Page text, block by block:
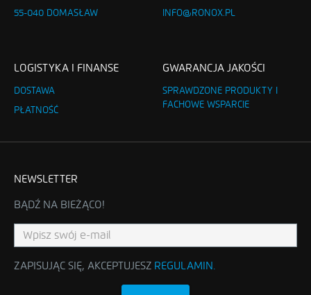
55-040 DOMASŁAW
INFO@RONOX.PL
LOGISTYKA I FINANSE
DOSTAWA
PŁATNOŚĆ
GWARANCJA JAKOŚCI
SPRAWDZONE PRODUKTY I
FACHOWE WSPARCIE
NEWSLETTER
BĄDŹ NA BIEŻĄCO!
ZAPISUJĄC SIĘ, AKCEPTUJESZ REGULAMIN